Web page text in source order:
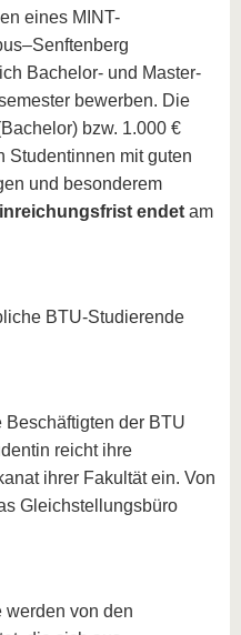
eines MINT-
Bachelor- und Master-
bewerben. Die
bzw. 1.000 €
Studentinnen mit guten
und besonderem
endet am
BTU-Studierende
der BTU
reicht ihre
ihrer Fakultät ein. Von
Gleichstellungsbüro
von den